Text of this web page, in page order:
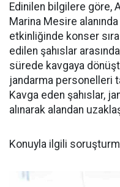
Edinilen bilgilere göre,
Marina Mesire
etkinliğinde konser
edilen şahıslar
sürede kavgaya
jandarma personelleri
Kavga eden şahıslar,
alınarak alandan
Konuyla ilgili